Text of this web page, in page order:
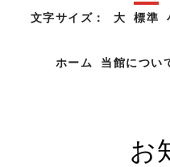
文字サイズ： 大 標準
ホーム 当館につい
お